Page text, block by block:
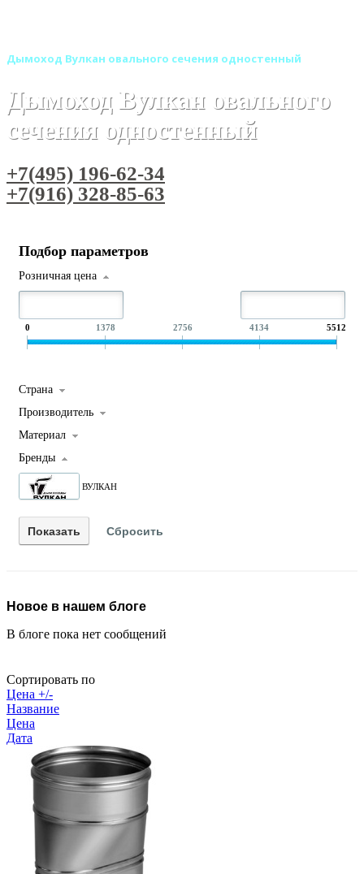
Дымоход Вулкан овального сечения одностенный
Дымоход Вулкан овального
сечения одностенный
+7(495) 196-62-34
+7(916) 328-85-63
Подбор параметров
Розничная цена
0 1378 2756 4134 5512
Страна
Производитель
Материал
Бренды
ВУЛКАН
Новое в нашем блоге
В блоге пока нет сообщений
Сортировать по
Цена +/-
Название
Цена
Дата